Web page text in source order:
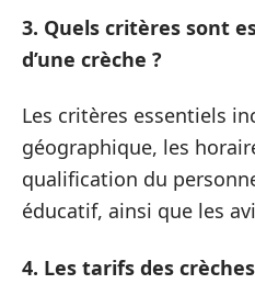
3. Quels critères sont
d’une crèche ?
Les critères essentiels
géographique, les
qualification du
éducatif, ainsi que les
4. Les tarifs des